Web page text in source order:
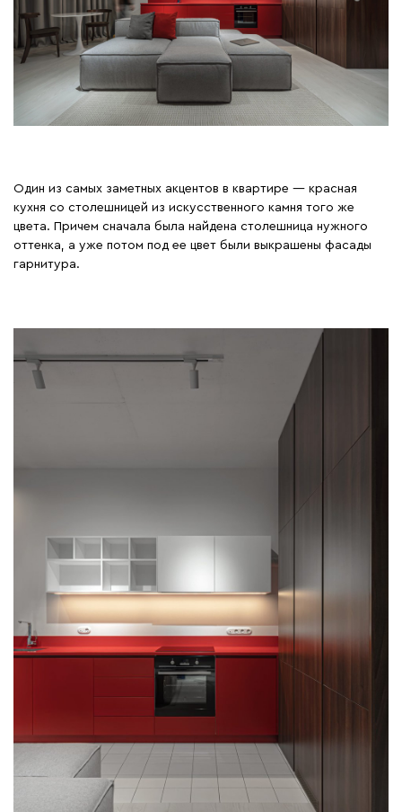
Один из самых заметных акцентов в квартире — красная
кухня со столешницей из искусственного камня того же
цвета. Причем сначала была найдена столешница нужного
оттенка, а уже потом под ее цвет были выкрашены фасады
гарнитура.